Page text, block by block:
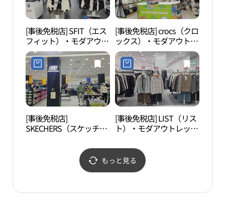
[事後免税店] SFIT（エス
フィット）・モダアウト
レットインチョン（仁
川）店(에스핏 모다아울
렛 인천점)
[事後免税店] crocs（クロ
ックス）・モダアウトレ
ットインチョン（仁川）
店(크록스 모다아울렛 인
천점)
[事後免税店]
SKECHERS（スケッチャ
トインチョン（仁川）店
(스케쳐스 모다아울렛 인
[事後免税店] LIST（リス
ト）・モダアウトレット
(리스트 모다아울렛 인천
점)
もっと見る